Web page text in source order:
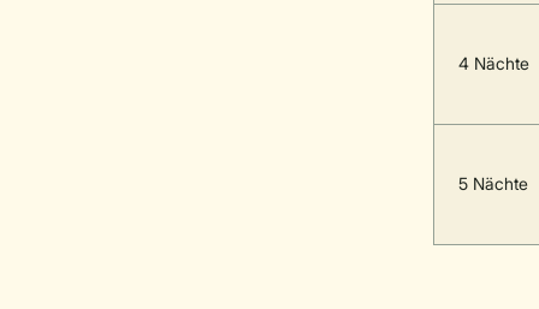
4 Nächte
5 Nächte